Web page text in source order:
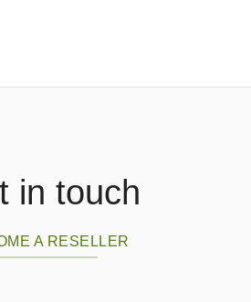
in touch
A RESELLER